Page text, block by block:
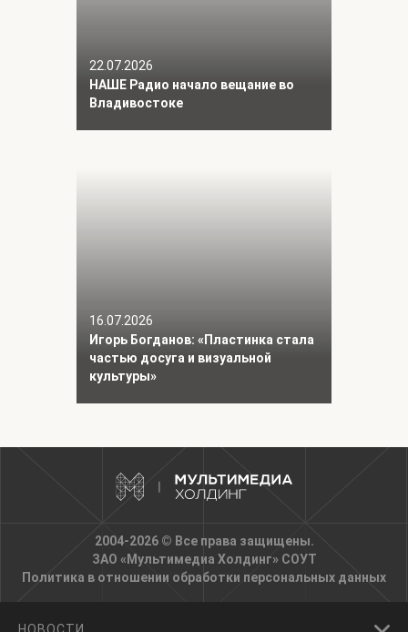
22.07.2026
НАШЕ Радио начало вещание во
Владивостоке
16.07.2026
Игорь Богданов: «Пластинка стала
частью досуга и визуальной
культуры»
2004-2026 © Все права защищены.
ЗАО «Мультимедиа Холдинг» СОУТ
Политика в отношении обработки персональных данных